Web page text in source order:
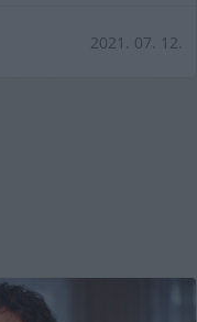
2021. 07. 12.